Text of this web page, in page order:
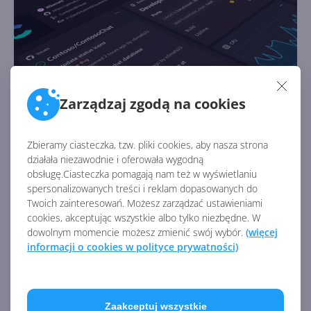
Zarządzaj zgodą na cookies
Zbieramy ciasteczka, tzw. pliki cookies, aby nasza strona
działała niezawodnie i oferowała wygodną
obsługę.Ciasteczka pomagają nam też w wyświetlaniu
spersonalizowanych treści i reklam dopasowanych do
Twoich zainteresowań. Możesz zarządzać ustawieniami
cookies, akceptując wszystkie albo tylko niezbędne. W
dowolnym momencie możesz zmienić swój wybór. (więcej
informacji o cookies w polityce prywatności)
Zaakceptuj wszystkie
Autor:Krzysztof SulikowskiOpublikowano:11.01.2024, 16:00
Liczba odsłon:
Dev Home to centrum dowodzenia pozwalające śledzić
wszystkie Twoje przepływy pracy i zadania
programistyczne w jednym miejscu.